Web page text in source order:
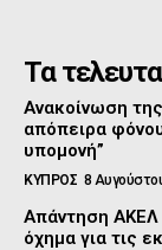
Τα
Ανακοίνωση
απόπειρα
υπομονή”
ΚΥΠΡΟΣ 8
Απάντηση ΑΚΕΛ
όχημα για τις